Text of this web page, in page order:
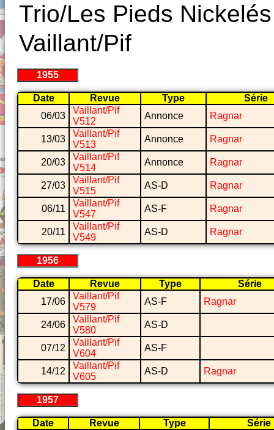
Trio/Les Pieds Nickelés
Vaillant/Pif
1955
Date Revue Type
Série
06/03
Vaillant/Pif
V512
Annonce Ragnar
13/03
Vaillant/Pif
V513
Annonce Ragnar
20/03
Vaillant/Pif
V514
Annonce Ragnar
27/03
Vaillant/Pif
V515
AS-D Ragnar
06/11
Vaillant/Pif
V547
AS-F Ragnar
20/11
Vaillant/Pif
V549
AS-D Ragnar
1956
Date Revue Type
Série
17/06
Vaillant/Pif
V579
AS-F Ragnar
24/06
Vaillant/Pif
V580
AS-D
07/12
Vaillant/Pif
V604
AS-F
14/12
Vaillant/Pif
V605
AS-D Ragnar
1957
Date Revue Type
Série